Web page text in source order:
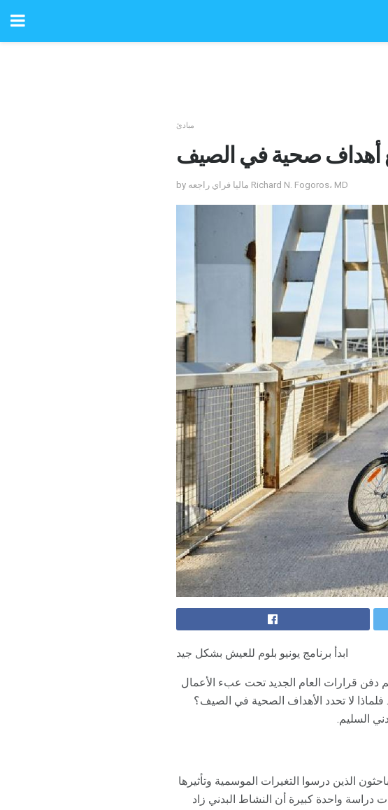
مبادئ
أهداف صحية في الصيف
by ماليا فراي راجعه Richard N. Fogoros، MD
ابدأ برنامج يونيو بلوم للعيش بشكل جيد
دفن قرارات العام الجديد تحت عبء الأعمال
فلماذا لا تحدد الأهداف الصحية في الصيف؟
السليم.
الذين درسوا التغيرات الموسمية وتأثيرها
واحدة كبيرة أن النشاط البدني زاد